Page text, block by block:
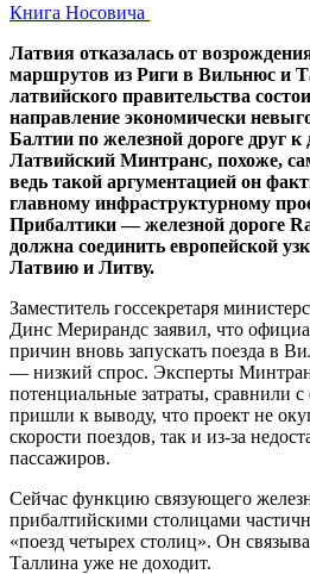
Книга Носовича
Латвия отказалась от
маршрутов из Риги в Вильнюс и
латвийского правительства
направление экономически
Балтии по железной дороге друг к
Латвийский Минтранс, похоже,
ведь такой аргументацией он
главному инфраструктурному
Прибалтики — железной дороге
должна соединить европейской
Латвию и Литву.
Заместитель госсекретаря
Динс Мерирандс заявил, что
причин вновь запускать поезда в
— низкий спрос. Эксперты
потенциальные затраты, сравнили
пришли к выводу, что проект не
скорости поездов, так и из-за
пассажиров.
Сейчас функцию связующего
прибалтийскими столицами
«поезд четырех столиц». Он
Таллина уже не доходит.